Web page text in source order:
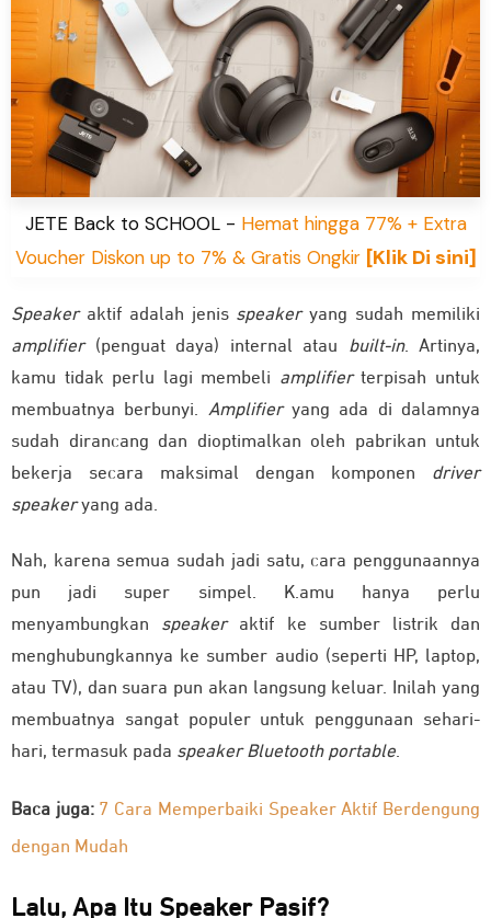
JETE Back to SCHOOL - Hemat hingga 77% + Extra
Voucher Diskon up to 7% & Gratis Ongkir [Klik Di sini]
Speakeraktif adalah jenis speakeryang sudah memiliki
amplifier(penguat daya) internal atau built-in. Artinya,
kamu tidak perlu lagi membeli amplifierterpisah untuk
membuatnya berbunyi. Amplifieryang ada di dalamnya
sudah dirancang dan dioptimalkan oleh pabrikan untuk
bekerja secara maksimal dengan komponen driver
speakeryang ada.
Nah, karena semua sudah jadi satu, cara penggunaannya
pun jadi super simpel.
K.amu hanya perlu
menyambungkan speakeraktif ke sumber listrik dan
menghubungkannya ke sumber audio (seperti HP, laptop,
atau TV), dan suara pun akan langsung keluar. Inilah yang
membuatnya sangat populer untuk penggunaan sehari-
hari, termasuk pada speaker Bluetooth portable.
Baca juga: 7 Cara Memperbaiki Speaker Aktif Berdengung
dengan Mudah
Lalu, Apa Itu Speaker Pasif?